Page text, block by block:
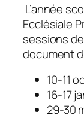
L’année
Ecclésiale
sessions
document
10-11
16-17
29-30